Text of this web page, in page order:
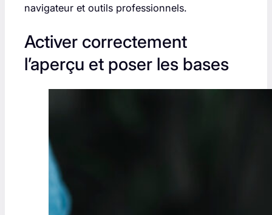
navigateur et outils professionnels.
Activer correctement
l’aperçu et poser les bases